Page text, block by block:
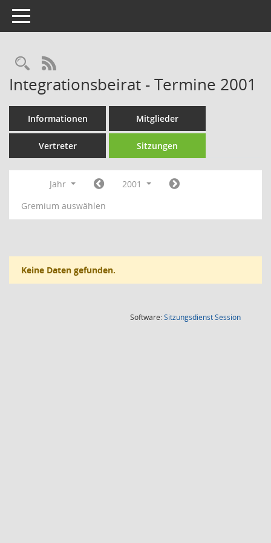
Toggle navigation
Rechercheauswahl
RSS-Feed
Integrationsbeirat - Termine 2001
Informationen Mitglieder
Vertreter Sitzungen
Jahr
2001
Gremium auswählen
Keine Daten gefunden.
Software:SitzungsdienstSession(Wird in